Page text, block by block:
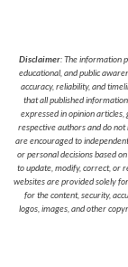
Disclaimer: The information
educational, and public
accuracy, reliability, and
that all published
expressed in opinion
respective authors and do
are encouraged to
or personal decisions based
to update, modify, correct, or
websites are provided solely
for the content, security,
logos, images, and other